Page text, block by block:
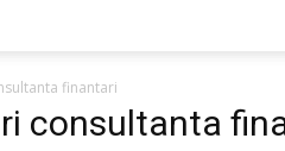
finantari
consultanta